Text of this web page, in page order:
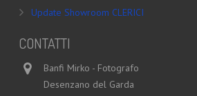
Update Showroom CLERICI
CONTATTI
Banfi Mirko - Fotografo
Desenzano del Garda